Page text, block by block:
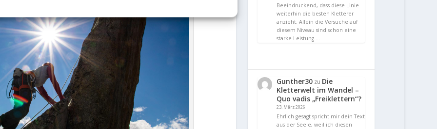
Beeindruckend, dass diese Linie
weiterhin die besten Kletterer
anzieht. Allein die Versuche auf
diesem Niveau sind schon eine
starke Leistung.…
Gunther30 zu Die
Kletterwelt im Wandel –
Quo vadis „Freiklettern“?
23. März 2026
Ehrlich gesagt spricht mir dein Text
aus der Seele, weil ich diesen